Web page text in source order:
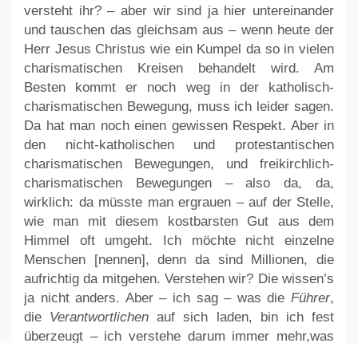
versteht ihr? – aber wir sind ja hier untereinander
und tauschen das gleichsam aus – wenn heute der
Herr Jesus Christus wie ein Kumpel da so in vielen
charismatischen Kreisen behandelt wird. Am
Besten kommt er noch weg in der katholisch-
charismatischen Bewegung, muss ich leider sagen.
Da hat man noch einen gewissen Respekt. Aber in
den nicht-katholischen und protestantischen
charismatischen Bewegungen, und freikirchlich-
charismatischen Bewegungen – also da, da,
wirklich: da müsste man ergrauen – auf der Stelle,
wie man mit diesem kostbarsten Gut aus dem
Himmel oft umgeht. Ich möchte nicht einzelne
Menschen [nennen], denn da sind Millionen, die
aufrichtig da mitgehen. Verstehen wir? Die wissen’s
ja nicht anders. Aber – ich sag – was die Führer,
die Verantwortlichen auf sich laden, bin ich fest
überzeugt – ich verstehe darum immer mehr,was